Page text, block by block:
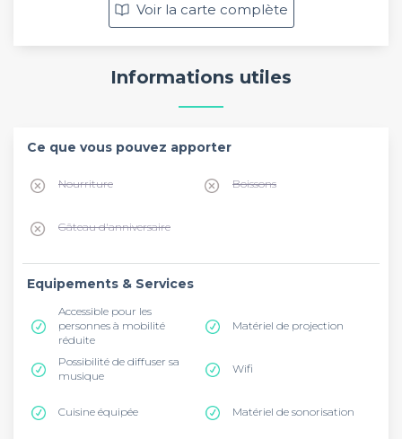
Voir la carte complète
Informations utiles
Ce que vous pouvez apporter
Nourriture Boissons
Gâteau d'anniversaire
Equipements & Services
Accessible pour les
personnes à mobilité
réduite
Matériel de projection
Possibilité de diffuser sa
musique
Wifi
Cuisine équipée Matériel de sonorisation